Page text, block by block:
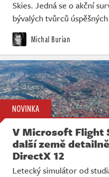
Skies. Jedná se o akční
bývalých tvůrců
Michal Burian
NOVINKA
V Microsoft Flight
další země
DirectX 12
Letecký simulátor od